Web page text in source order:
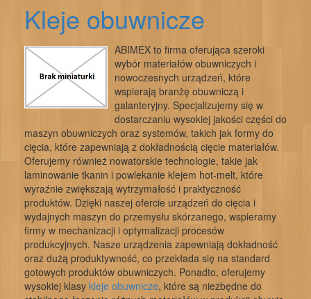
Kleje obuwnicze
ABIMEX to firma oferująca szeroki
wybór materiałów obuwniczych i
nowoczesnych urządzeń, które
wspierają branżę obuwniczą i
galanteryjny. Specjalizujemy się w
dostarczaniu wysokiej jakości części do
maszyn obuwniczych oraz systemów, takich jak formy do
cięcia, które zapewniają z dokładnością cięcie materiałów.
Oferujemy również nowatorskie technologie, takie jak
laminowanie tkanin i powlekanie klejem hot-melt, które
wyraźnie zwiększają wytrzymałość i praktyczność
produktów. Dzięki naszej ofercie urządzeń do cięcia i
wydajnych maszyn do przemysłu skórzanego, wspieramy
firmy w mechanizacji i optymalizacji procesów
produkcyjnych. Nasze urządzenia zapewniają dokładność
oraz dużą produktywność, co przekłada się na standard
gotowych produktów obuwniczych. Ponadto, oferujemy
wysokiej klasy kleje obuwnicze, które są niezbędne do